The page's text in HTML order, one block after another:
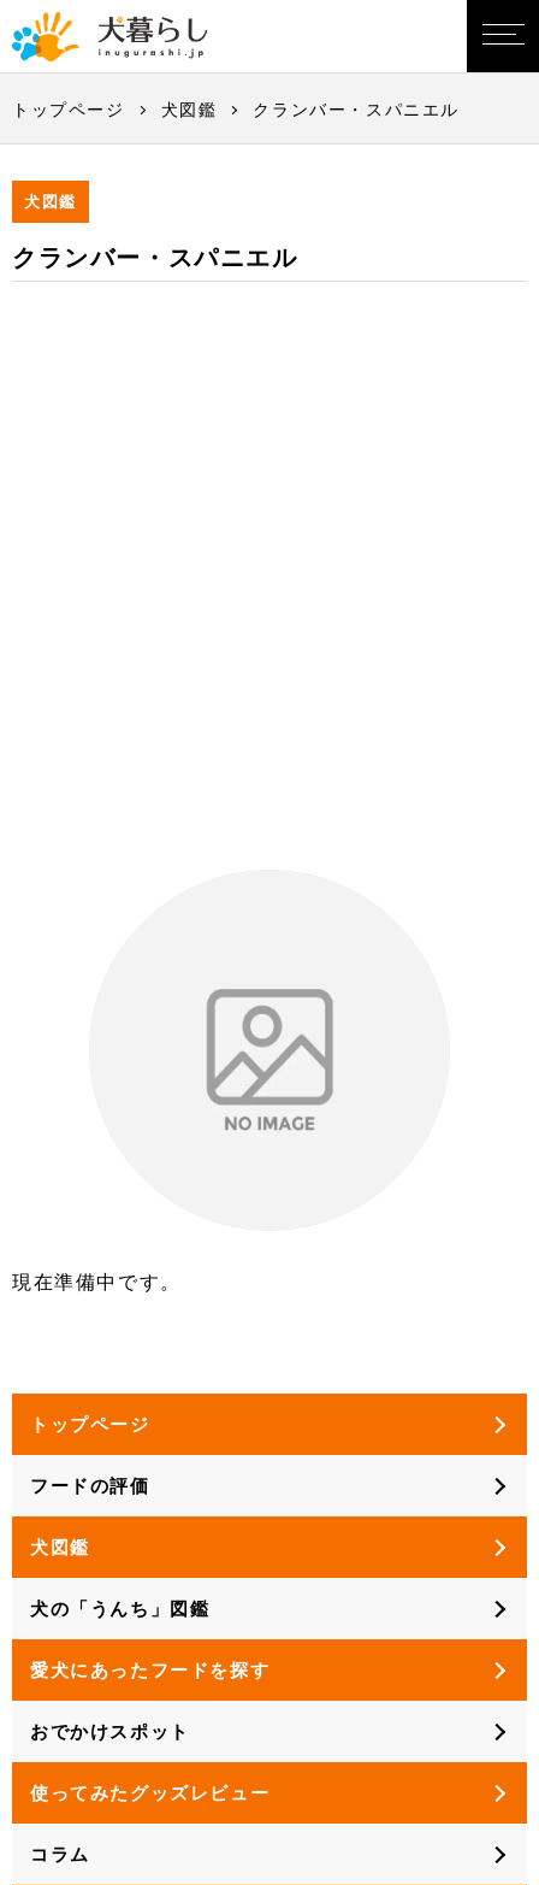
トップページ 犬図鑑 クランバー・スパニエル
犬図鑑
クランバー・スパニエル
現在準備中です。
トップページ
フードの評価
犬図鑑
犬の「うんち」図鑑
愛犬にあったフードを探す
おでかけスポット
使ってみたグッズレビュー
コラム